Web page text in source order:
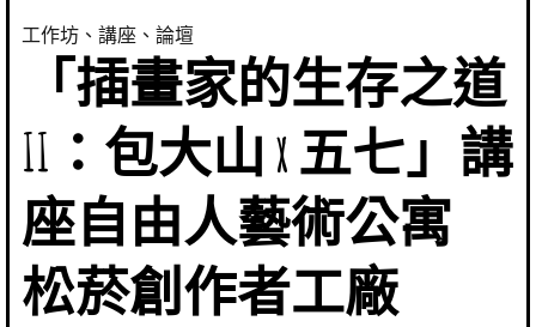
工作坊、講座、論壇
「插畫家的生存之道
II：包大山 x 五七」講
座自由人藝術公寓
松菸創作者工廠